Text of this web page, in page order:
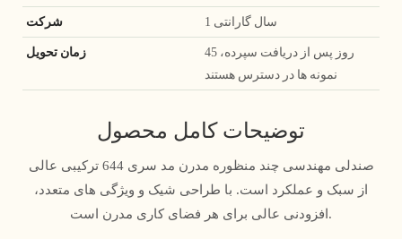
1 سال گارانتی
45 روز پس از دریافت سپرده،
نمونه ها در دسترس هستند
توضیحات کامل محصول
صندلی مهندسی چند منظوره مدرن مد سری 644 ترکیبی عالی
از سبک و عملکرد است. با طراحی شیک و ویژگی های متعدد،
افزودنی عالی برای هر فضای کاری مدرن است.